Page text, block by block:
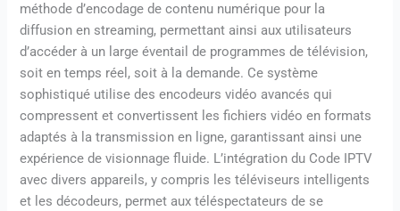
méthode d’encodage de contenu numérique pour la
diffusion en streaming, permettant ainsi aux utilisateurs
d’accéder à un large éventail de programmes de télévision,
soit en temps réel, soit à la demande. Ce système
sophistiqué utilise des encodeurs vidéo avancés qui
compressent et convertissent les fichiers vidéo en formats
adaptés à la transmission en ligne, garantissant ainsi une
expérience de visionnage fluide. L’intégration du Code IPTV
avec divers appareils, y compris les téléviseurs intelligents
et les décodeurs, permet aux téléspectateurs de se